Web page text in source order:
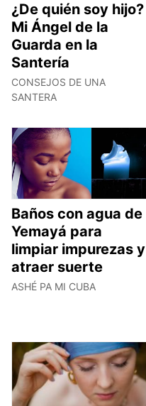
¿De quién soy hijo?
Mi Ángel de la
Guarda en la
Santería
CONSEJOS DE UNA
SANTERA
Baños con agua de
Yemayá para
limpiar impurezas y
atraer suerte
ASHÉ PA MI CUBA